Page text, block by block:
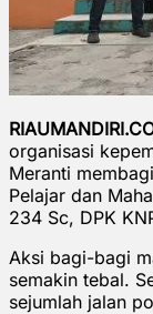
organisasi
Meranti
Pelajar dan
234 Sc, DPK
Aksi bagi-bagi
semakin tebal.
sejumlah jalan